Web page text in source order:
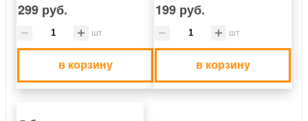
299 руб.
шт
в корзину
199 руб.
шт
в корзину